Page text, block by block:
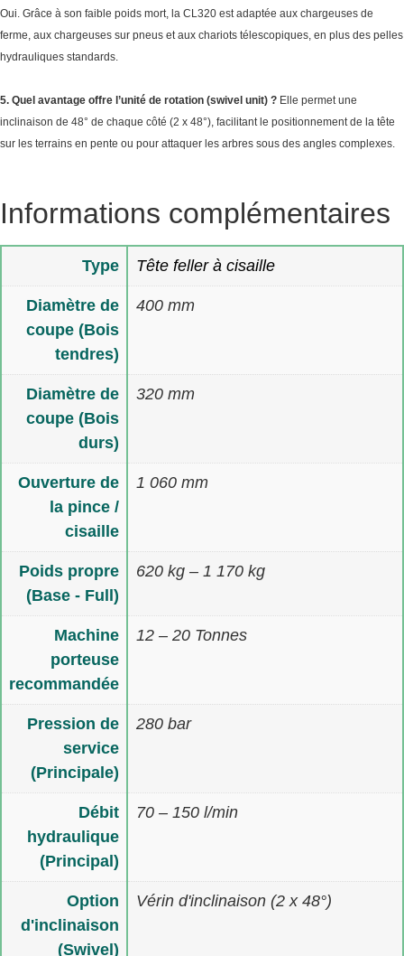
Oui. Grâce à son faible poids mort, la CL320 est adaptée aux chargeuses de
ferme, aux chargeuses sur pneus et aux chariots télescopiques, en plus des pelles
hydrauliques standards.
5. Quel avantage offre l’unité de rotation (swivel unit) ? Elle permet une
inclinaison de 48° de chaque côté (2 x 48°), facilitant le positionnement de la tête
sur les terrains en pente ou pour attaquer les arbres sous des angles complexes.
Informations complémentaires
Type Tête feller à cisaille
Diamètre de
coupe (Bois
tendres)
400 mm
Diamètre de
coupe (Bois
durs)
320 mm
Ouverture de
la pince /
cisaille
1 060 mm
Poids propre
(Base - Full)
620 kg – 1 170 kg
Machine
porteuse
recommandée
12 – 20 Tonnes
Pression de
service
(Principale)
280 bar
Débit
hydraulique
(Principal)
70 – 150 l/min
Option
d'inclinaison
(Swivel)
Vérin d'inclinaison (2 x 48°)